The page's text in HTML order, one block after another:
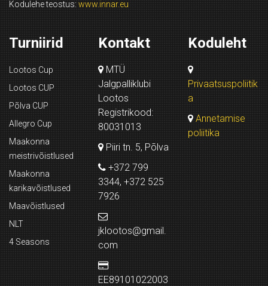
Kodulehe teostus: www.innar.eu
Turniirid
Lootos Cup
Lootos CUP
Põlva CUP
Allegro Cup
Maakonna
meistrivõistlused
Maakonna
karikavõistlused
Maavõistlused
NLT
4 Seasons
Kontakt
MTÜ
Jalgpalliklubi
Lootos
Registrikood:
80031013
Piiri tn. 5, Põlva
+372 799
3344, +372 525
7926
jklootos@gmail.
com
EE89101022003
Koduleht
Privaatsuspoliitik
a
Annetamise
poliitika